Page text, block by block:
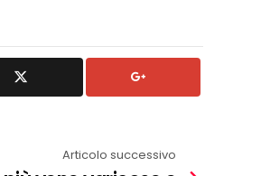
Articolo successivo